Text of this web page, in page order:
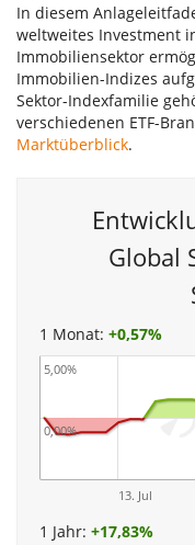
In diesem
weltweites Investment
Immobiliensektor
Immobilien-Indizes
Sektor-Indexfamilie
verschiedenen ETF-
Marktüberblick.
Global
1 Monat: +0,57%
13. Jul
0,00%
5,00%
1 Jahr: +17,83%